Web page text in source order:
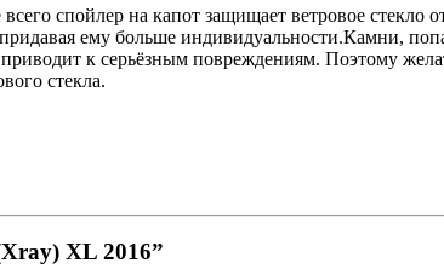
спойлер на капот защищает ветровое стекло
ему больше индивидуальности.Камни,
к серьёзным повреждениям. Поэтому
стекла.
XL 2016”